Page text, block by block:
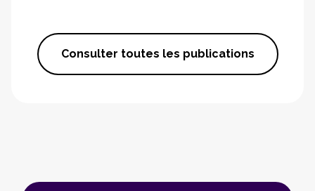
Consulter toutes les publications